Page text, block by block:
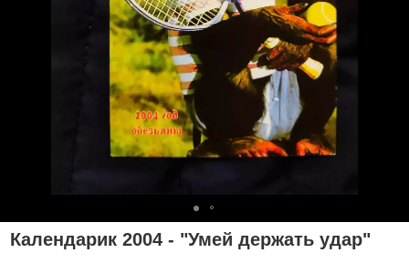
Календарик 2004 - "Умей держать удар"